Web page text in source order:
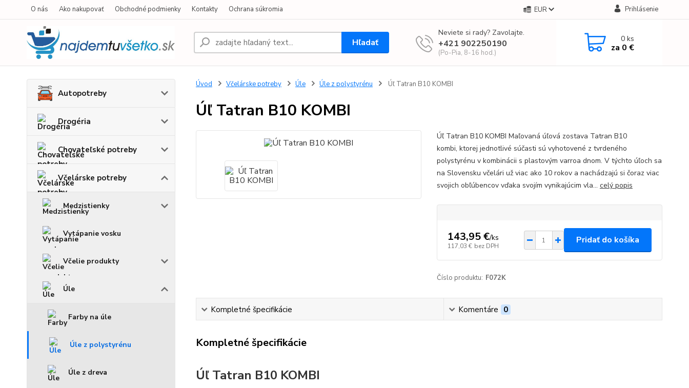
O nás Ako nakupovať Obchodné podmienky Kontakty Ochrana súkromia EUR Prihlásenie
Hľadať
Neviete si rady? Zavolajte.
+421 902250190
(Po-Pia, 8-16 hod.)
0ks
za 0 €
Autopotreby
Drogéria
Chovateľské potreby
Včelárske potreby
Medzistienky
Vytápanie vosku
Včelie produkty
Úle
Farby na úle
Úle z polystyrénu
Úle z dreva
Úvod Včelárske potreby Úle Úle z polystyrénu Úľ Tatran B10 KOMBI
Úľ Tatran B10 KOMBI
Úľ Tatran B10 KOMBI Maľovaná úľová zostava Tatran B10
kombi, ktorej jednotlivé súčasti sú vyhotovené z tvrdeného
polystyrénu v kombinácii s plastovým varroa dnom. V týchto úľoch sa
na Slovensku včelári už viac ako 10 rokov a nachádzajú si čoraz viac
svojich obľúbencov vďaka svojím vynikajúcim vla... celý popis
143,95 €/ks
117,03 € bez DPH
Pridať do košíka
Číslo produktu: F072K
Kompletné špecifikácie Komentáre 0
Kompletné špecifikácie
Úľ Tatran B10 KOMBI